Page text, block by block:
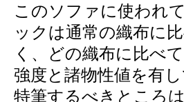
このソファに使われ
ックは通常の織布に
く、どの織布に比べ
強度と諸物性値を有し
特筆するべきところ